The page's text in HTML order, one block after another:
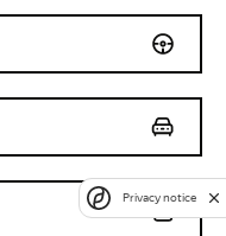
Privacy notice